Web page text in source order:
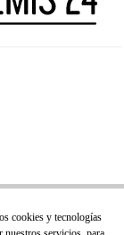
cookies y tecnologías